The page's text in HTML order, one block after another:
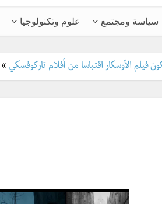
سياسة ومجتمع علوم وتكنولوجيا
»